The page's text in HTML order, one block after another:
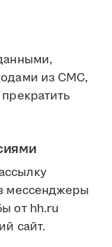
из СМС,
мессенджеры
от hh.ru
сайт.